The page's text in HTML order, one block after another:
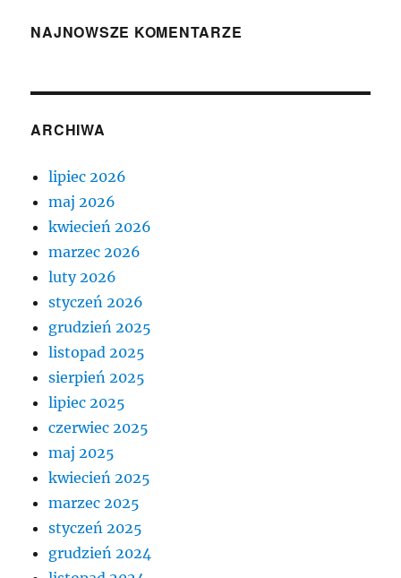
NAJNOWSZE KOMENTARZE
ARCHIWA
lipiec 2026
maj 2026
kwiecień 2026
marzec 2026
luty 2026
styczeń 2026
grudzień 2025
listopad 2025
sierpień 2025
lipiec 2025
czerwiec 2025
maj 2025
kwiecień 2025
marzec 2025
styczeń 2025
grudzień 2024